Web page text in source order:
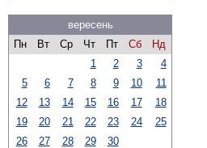
вересень
Пн
Вт Ср Чт Пт Сб
Нд
1
2 3
4
5
6 7 8 9 10
11
12
13 14 15 16 17
18
19
20 21 22 23 24
25
26
27 28 29 30